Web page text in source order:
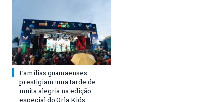
Famílias guamaenses
prestigiam uma tarde de
muita alegria na edição
especial do Orla Kids.